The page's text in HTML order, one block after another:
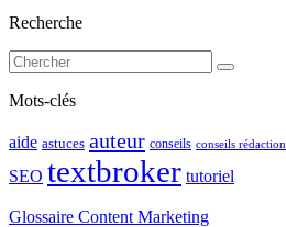
Recherche
Mots-clés
aide astuces auteur conseils conseils rédaction
SEO textbroker tutoriel
Glossaire Content Marketing